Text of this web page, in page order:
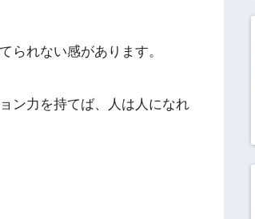
られない感があります。
ン力を持てば、人は人になれ